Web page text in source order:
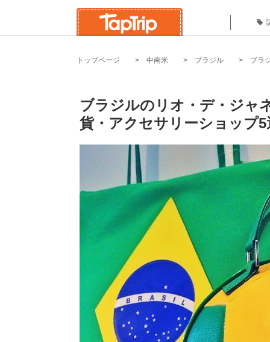
トップページ 中南米 ブラジル ブラ
ブラジルのリオ・デ・ジャ
貨・アクセサリーショップ5